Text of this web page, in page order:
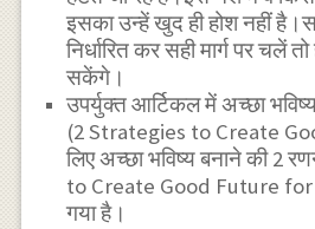
इसका उन्हें खुद ही होश नहीं
निर्धारित कर सही मार्ग पर चलें
सकेंगे।
उपर्युक्त आर्टिकल में अच्छा
(2 Strategies to Create
लिए अच्छा भविष्य बनाने की 2
to Create Good Future for
गया है।